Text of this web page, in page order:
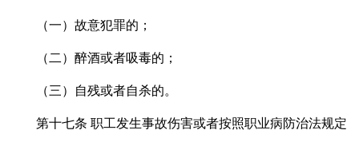
（一）故意犯罪的；
（二）醉酒或者吸毒的；
（三）自残或者自杀的。
第十七条 职工发生事故伤害或者按照职业病防治法规定